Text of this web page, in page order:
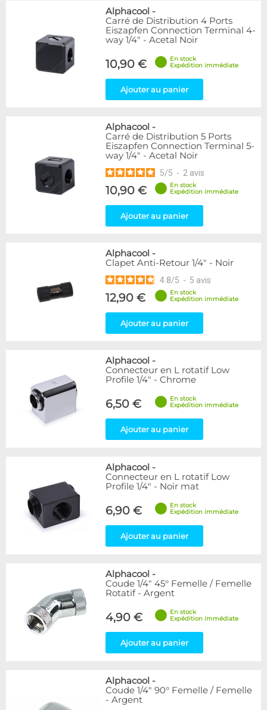
Alphacool -
Carré de Distribution 4 Ports
Eiszapfen Connection Terminal 4-
way 1/4" - Acetal Noir
10,90 €
En stock
Expédition immédiate
Ajouter au panier
Alphacool -
Carré de Distribution 5 Ports
Eiszapfen Connection Terminal 5-
way 1/4" - Acetal Noir
5/5 - 2 avis
10,90 €
En stock
Expédition immédiate
Ajouter au panier
Alphacool -
Clapet Anti-Retour 1/4" - Noir
4.8/5 - 5 avis
12,90 €
En stock
Expédition immédiate
Ajouter au panier
Alphacool -
Connecteur en L rotatif Low
Profile 1/4" - Chrome
6,50 €
En stock
Expédition immédiate
Ajouter au panier
Alphacool -
Connecteur en L rotatif Low
Profile 1/4" - Noir mat
6,90 €
En stock
Expédition immédiate
Ajouter au panier
Alphacool -
Coude 1/4" 45° Femelle / Femelle
Rotatif - Argent
4,90 €
En stock
Expédition immédiate
Ajouter au panier
Alphacool -
Coude 1/4" 90° Femelle / Femelle
- Argent